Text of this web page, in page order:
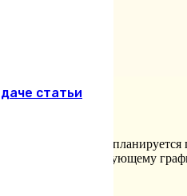
статьи
учебного года,
семинарии по следующему
06.02.2019 г.;